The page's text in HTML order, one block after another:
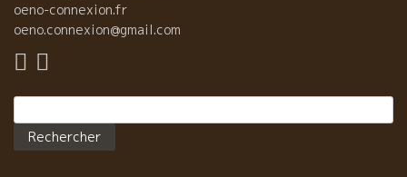
oeno-connexion.fr
oeno.connexion@gmail.com